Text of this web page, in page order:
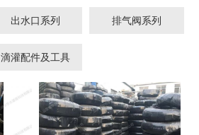
出水口系列 排气阀系列
滴灌配件及工具